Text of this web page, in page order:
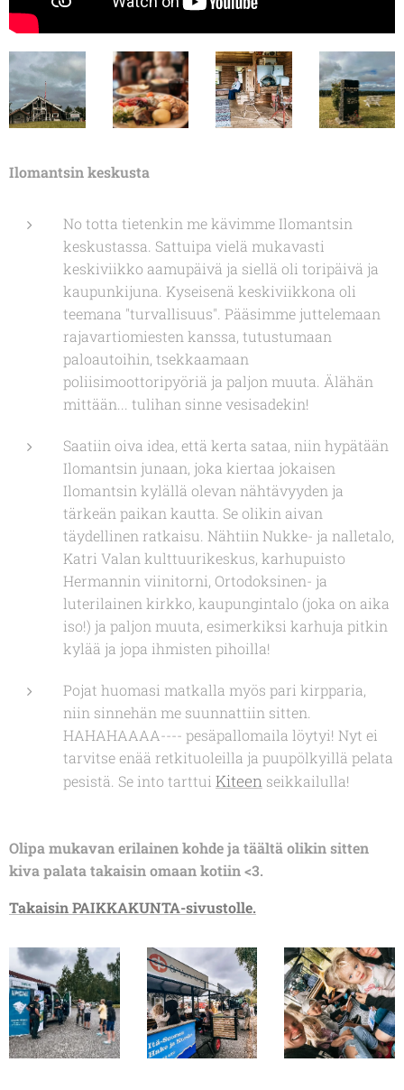
Ilomantsin keskusta
No totta tietenkin me kävimme Ilomantsin
keskustassa. Sattuipa vielä mukavasti
keskiviikko aamupäivä ja siellä oli toripäivä ja
kaupunkijuna. Kyseisenä keskiviikkona oli
teemana "turvallisuus". Pääsimme juttelemaan
rajavartiomiesten kanssa, tutustumaan
paloautoihin, tsekkaamaan
poliisimoottoripyöriä ja paljon muuta. Älähän
mittään... tulihan sinne vesisadekin!
Saatiin oiva idea, että kerta sataa, niin hypätään
Ilomantsin junaan, joka kiertaa jokaisen
Ilomantsin kylällä olevan nähtävyyden ja
tärkeän paikan kautta. Se olikin aivan
täydellinen ratkaisu. Nähtiin Nukke- ja nalletalo,
Katri Valan kulttuurikeskus, karhupuisto
Hermannin viinitorni, Ortodoksinen- ja
luterilainen kirkko, kaupungintalo (joka on aika
iso!) ja paljon muuta, esimerkiksi karhuja pitkin
kylää ja jopa ihmisten pihoilla!
Pojat huomasi matkalla myös pari kirpparia,
niin sinnehän me suunnattiin sitten.
HAHAHAAAA---- pesäpallomaila löytyi! Nyt ei
tarvitse enää retkituoleilla ja puupölkyillä pelata
pesistä. Se into tarttui Kiteen seikkailulla!
Olipa mukavan erilainen kohde ja täältä olikin sitten
kiva palata takaisin omaan kotiin <3.
Takaisin PAIKKAKUNTA-sivustolle.